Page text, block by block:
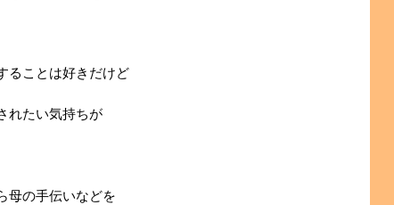
ることは好きだけど
れたい気持ちが
母の手伝いなどを